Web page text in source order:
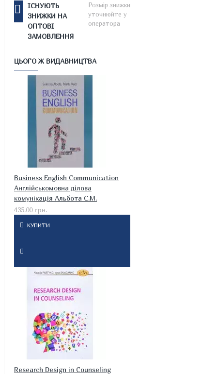
ІСНУЮТЬ
ЗНИЖКИ НА
ОПТОВІ
ЗАМОВЛЕННЯ
Розмір знижки
уточнюйте у
оператора
ЦЬОГО Ж ВИДАВНИЦТВА
Business English Communication
Англійськомовна ділова
комунікація Альбота С.М.
435.00 грн.
КУПИТИ
Research Design in Counseling